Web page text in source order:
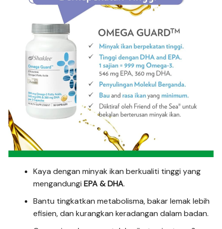
Kaya dengan minyak ikan berkualiti tinggi yang
mengandungiEPA & DHA.
Bantu tingkatkan metabolisma, bakar lemak lebih
efisien, dan kurangkan keradangan dalam badan.